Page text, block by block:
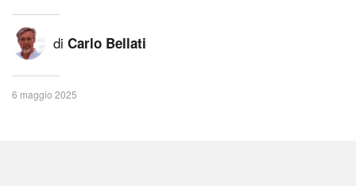
di Carlo Bellati
6 maggio 2025